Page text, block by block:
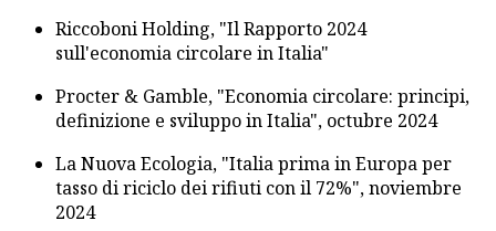
Riccoboni Holding, "Il Rapporto 2024
sull'economia circolare in Italia"
Procter & Gamble, "Economia circolare: principi,
definizione e sviluppo in Italia", octubre 2024
La Nuova Ecologia, "Italia prima in Europa per
tasso di riciclo dei rifiuti con il 72%", noviembre
2024